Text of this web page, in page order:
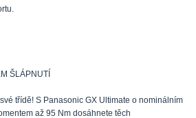
ŠLÁPNUTÍ
třídě! S Panasonic GX Ultimate o nominálním
až 95 Nm dosáhnete těch